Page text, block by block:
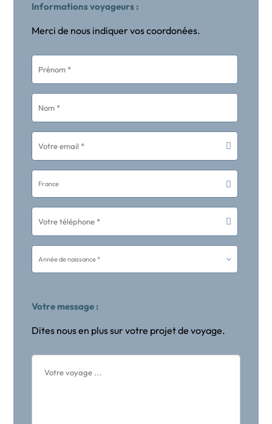
Informations voyageurs :
Merci de nous indiquer vos coordonées.
Votre message :
Dites nous en plus sur votre projet de voyage.